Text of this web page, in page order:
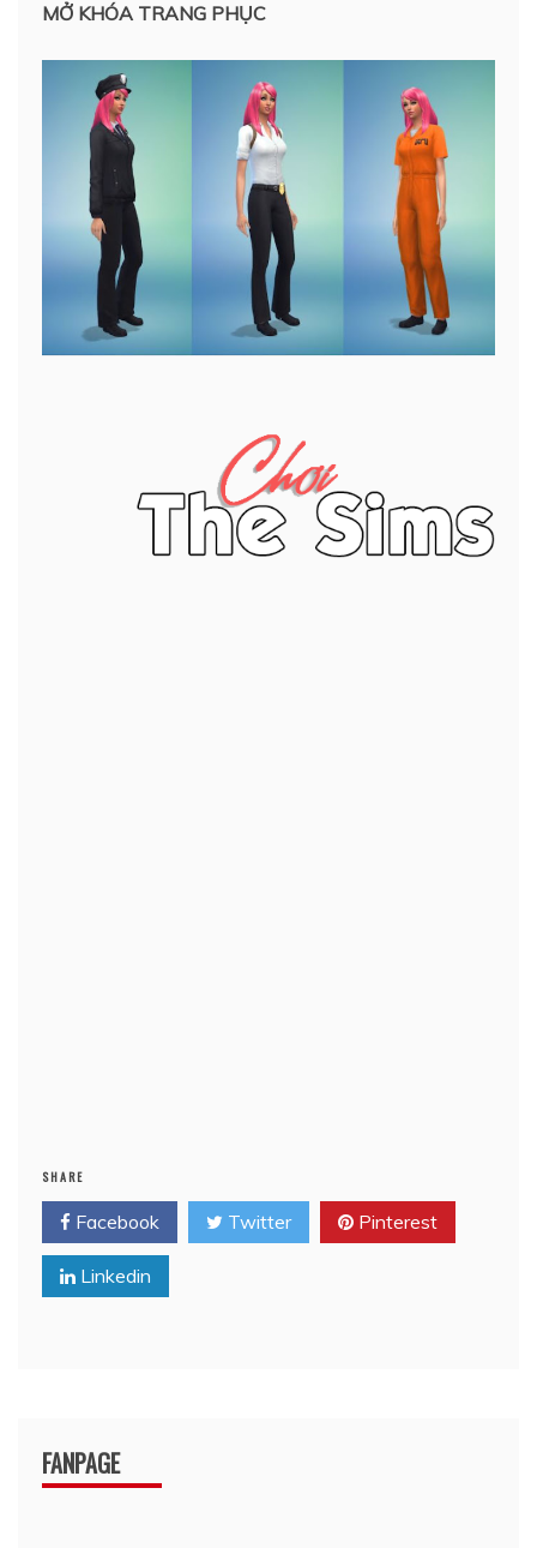
MỞ KHÓA TRANG PHỤC
SHARE
Facebook Twitter Pinterest
Linkedin
FANPAGE